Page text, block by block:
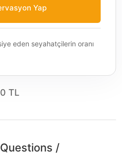
Yap
eden seyahatçilerin oranı
TL
/